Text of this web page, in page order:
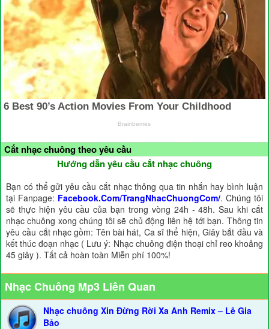
Cắt nhạc chuông theo yêu cầu
Hướng dẫn yêu cầu cắt nhạc chuông
Bạn có thể gửi yêu cầu cắt nhạc thông qua tin nhắn hay bình luận
tại Fanpage: Facebook.Com/TrangNhacChuongCom/. Chúng tôi
sẽ thực hiện yêu cầu của bạn trong vòng 24h - 48h. Sau khi cắt
nhạc chuông xong chúng tôi sẽ chủ động liên hệ tới bạn. Thông tin
yêu cầu cắt nhạc gồm: Tên bài hát, Ca sĩ thể hiện, Giây bắt đầu và
kết thúc đoạn nhạc ( Lưu ý: Nhạc chuông điện thoại chỉ reo khoảng
45 giây ). Tất cả hoàn toàn Miễn phí 100%!
Nhạc Chuông Mp3 Liên Quan
Nhạc chuông Xin Đừng Rời Xa Anh Remix – Lê Gia
Bảo